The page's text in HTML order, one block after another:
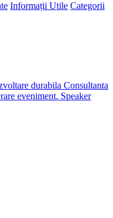
Informații Utile Categorii
durabila Consultanta
eveniment. Speaker